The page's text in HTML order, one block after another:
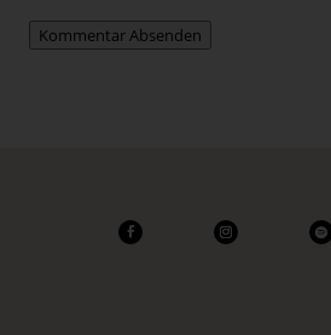
Kommentar Absenden